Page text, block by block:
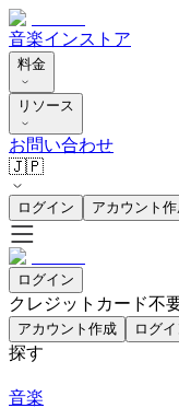
音楽インストア
料金
リソース
お問い合わせ
🇯🇵
ログイン アカウント
ログイン
クレジットカード不
アカウント作成 ログ
探す
音楽